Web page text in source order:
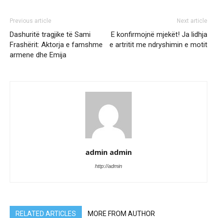
Previous article
Dashuritë tragjike të Sami
Frashërit: Aktorja e famshme
armene dhe Emija
Next article
E konfirmojnë mjekët! Ja lidhja
e artritit me ndryshimin e motit
admin admin
http://admin
RELATED ARTICLES MORE FROM AUTHOR